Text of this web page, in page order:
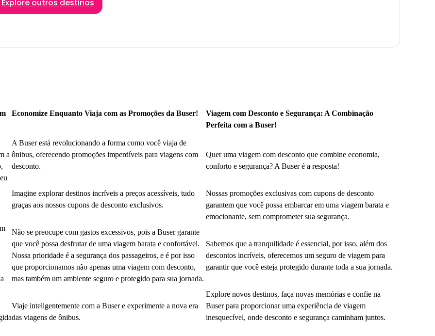
Explore outros destinos
a
Economize Enquanto Viaja com as Promoções da Buser!
A Buser está revolucionando a forma como você viaja de
ônibus, oferecendo promoções imperdíveis para viagens com
desconto.
Imagine explorar destinos incríveis a preços acessíveis, tudo
graças aos nossos cupons de desconto exclusivos.
Não se preocupe com gastos excessivos, pois a Buser garante
que você possa desfrutar de uma viagem barata e confortável.
Nossa prioridade é a segurança dos passageiros, e é por isso
que proporcionamos não apenas uma viagem com desconto,
mas também um ambiente seguro e protegido para sua jornada.
Viaje inteligentemente com a Buser e experimente a nova era
das viagens de ônibus.
Viagem com Desconto e Segurança: A Combinação
Perfeita com a Buser!
Quer uma viagem com desconto que combine economia,
conforto e segurança? A Buser é a resposta!
Nossas promoções exclusivas com cupons de desconto
garantem que você possa embarcar em uma viagem barata e
emocionante, sem comprometer sua segurança.
Sabemos que a tranquilidade é essencial, por isso, além dos
descontos incríveis, oferecemos um seguro de viagem para
garantir que você esteja protegido durante toda a sua jornada.
Explore novos destinos, faça novas memórias e confie na
Buser para proporcionar uma experiência de viagem
inesquecível, onde desconto e segurança caminham juntos.